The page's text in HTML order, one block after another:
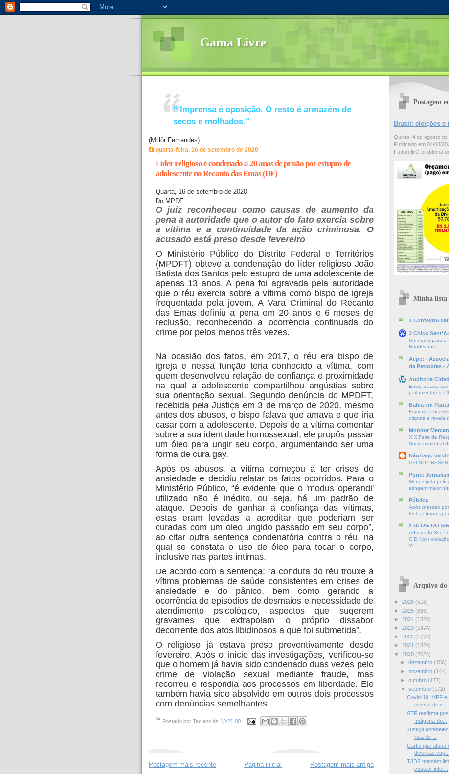
Gama Livre
“ Imprensa é oposição. O resto é armazém de
secos e molhados."
(Millôr Fernandes)
quarta-feira, 16 de setembro de 2020
Líder religioso é condenado a 20 anos de prisão por estupro de
adolescente no Recanto das Emas (DF)
Quarta, 16 de setembro de 2020
Do MPDF
O juiz reconheceu como causas de aumento da
pena a autoridade que o autor do fato exercia sobre
a vítima e a continuidade da ação criminosa. O
acusado está preso desde fevereiro
O Ministério Público do Distrito Federal e Territórios
(MPDFT) obteve a condenação do líder religioso João
Batista dos Santos pelo estupro de uma adolescente de
apenas 13 anos. A pena foi agravada pela autoridade
que o réu exercia sobre a vítima como bispo de igreja
frequentada pela jovem. A Vara Criminal do Recanto
das Emas definiu a pena em 20 anos e 6 meses de
reclusão, reconhecendo a ocorrência continuada do
crime por pelos menos três vezes.
Na ocasião dos fatos, em 2017, o réu era bispo de
igreja e nessa função teria conhecido a vítima, com
quem desenvolveu relação de confiança e proximidade
na qual a adolescente compartilhou angústias sobre
sua orientação sexual. Segundo denúncia do MPDFT,
recebida pela Justiça em 3 de março de 2020, mesmo
antes dos abusos, o bispo falava que amava e que iria
casar com a adolescente. Depois de a vítima comentar
sobre a sua identidade homossexual, ele propôs passar
um óleo para ungir seu corpo, argumentando ser uma
forma de cura gay.
Após os abusos, a vítima começou a ter crises de
ansiedade e decidiu relatar os fatos ocorridos. Para o
Ministério Público, “é evidente que o 'modus operandi'
utilizado não é inédito, ou seja, há um padrão de
ataque. Depois de ganhar a confiança das vítimas,
estas eram levadas a acreditar que poderiam ser
curadas com um óleo ungido passado em seu corpo”,
ao citar outra sentença condenatória contra o réu, na
qual se constata o uso de óleo para tocar o corpo,
inclusive nas partes íntimas.
De acordo com a sentença: “a conduta do réu trouxe à
vítima problemas de saúde consistentes em crises de
ansiedade e do pânico, bem como gerando a
ocorrência de episódios de desmaios e necessidade de
atendimento psicológico, aspectos que sugerem
gravames que extrapolam o próprio dissabor
decorrente dos atos libidinosos a que foi submetida”.
O religioso já estava preso preventivamente desde
fevereiro. Após o início das investigações, verificou-se
que o homem já havia sido condenado duas vezes pelo
crime de violação sexual mediante fraude, mas
recorreu e respondia aos processos em liberdade. Ele
também havia sido absolvido em outros dois processos
com denúncias semelhantes.
Postado por Taciano às 18:21:00
Postagem mais recente Postagem mais antiga
Página inicial
Postagem
Brasil: eleições e
Quinta, 4 de agosto de
Publicado em 04/08/
Fattorelli O problema
Minha lista
1
3 Chico
Um nome para a
Bandeirante
Aepet -
da Petrobras -
Auditoria
Envie a carta
parlamentares:
Bahia em Pauta
Esgrimista
disputa e revela
Monitor
XIX Feira de
Socioambiental
Náufrago da
CELSO
Ponte
Mortes pela
atingem maior
Pública
Após pressão
fecha chapa
z BLOG DO
Advogado Siro
CIDH por
VP
Arquivo do
► 2026 (518)
► 2025 (836)
► 2024 (1329)
► 2023 (1474)
► 2022 (1779)
► 2021 (1829)
▼ 2020 (2026)
► dezembro (156)
► novembro (144)
► outubro (177)
▼ setembro (172)
Covid-19: MPF e
provas de e...
STF reafirma
Indígena So...
Justiça
lista de ...
Cartel que atuou
diversas cap...
TJDF mantém
custear inter...